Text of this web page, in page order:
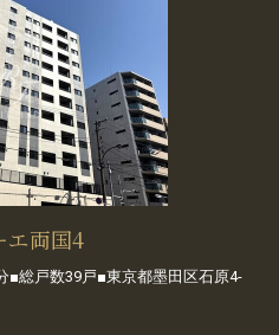
エ両国4
■総戸数39戸■東京都墨田区石原4-